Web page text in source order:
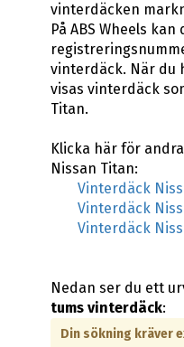
vinterdäcken
På ABS Wheels
vinterdäck. När du
visas vinterdäck
Titan.
Klicka här för
Nissan Titan:
Vinterdäck
Vinterdäck
Vinterdäck
Nedan ser du ett
tums vinterdäck:
Din sökning kräver